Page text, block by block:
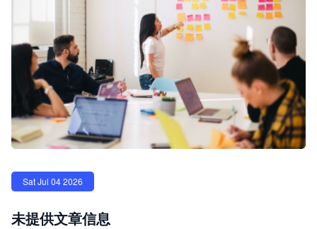
Sat Jul 04 2026
未提供文章信息